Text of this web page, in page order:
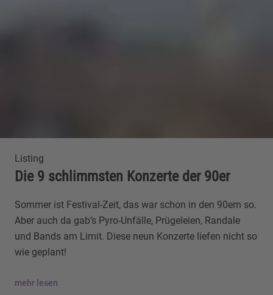
Listing
Die 9 schlimmsten Konzerte der 90er
Sommer ist Festival-Zeit, das war schon in den 90ern so.
Aber auch da gab’s Pyro-Unfälle, Prügeleien, Randale
und Bands am Limit. Diese neun Konzerte liefen nicht so
wie geplant!
mehr lesen